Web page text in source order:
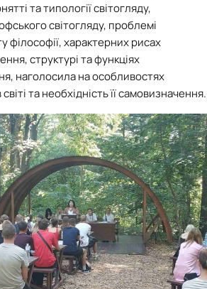
та типології світогляду,
світогляду, проблемі
філософії, характерних рисах
структурі та функціях
наголосила на особливостях
та необхідність її самовизначення.